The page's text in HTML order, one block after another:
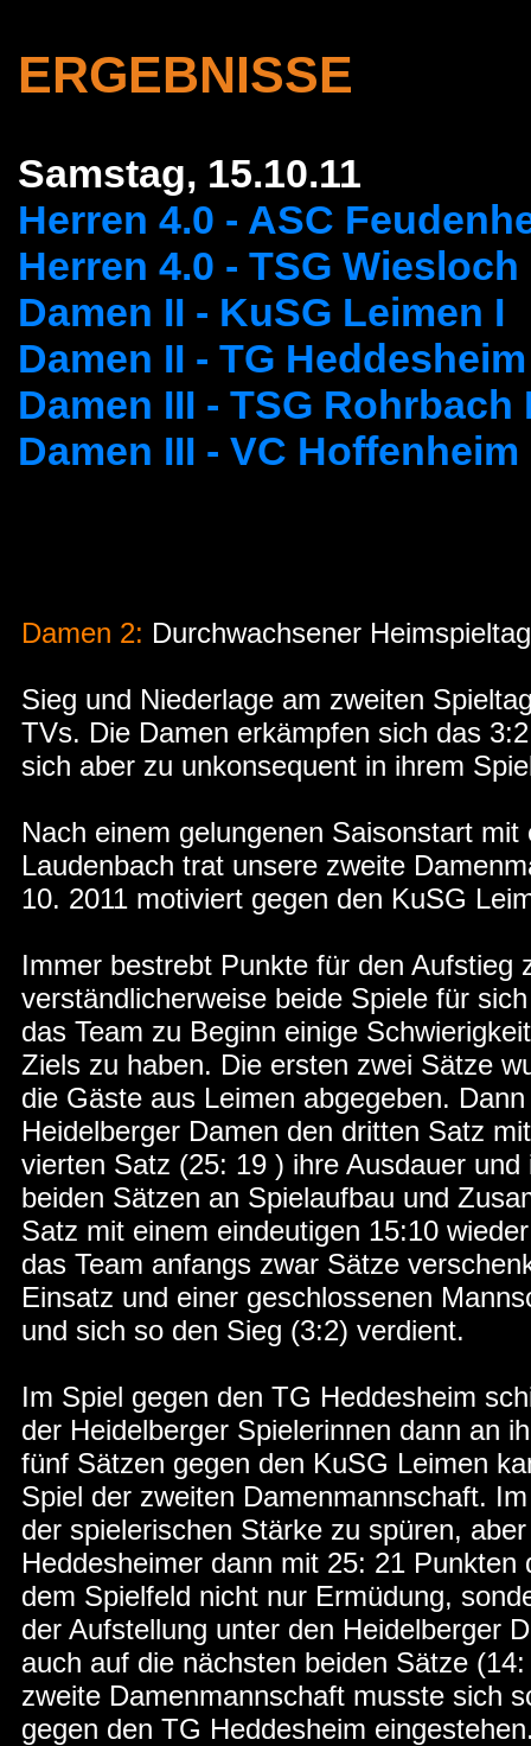
ERGEBNISSE
Samstag, 15.10.11
Herren 4.0 - ASC
Herren 4.0 - TSG
Damen II - KuSG Leimen
Damen II - TG
Damen III - TSG
Damen III - VC
Damen 2: Durchwachsener Heimspieltag
Sieg und Niederlage am zweiten
TVs. Die Damen erkämpfen sich das
sich aber zu unkonsequent in ihrem
Nach einem gelungenen Saisonstart
Laudenbach trat unsere zweite
10. 2011 motiviert gegen den KuSG
Immer bestrebt Punkte für den Aufstieg
verständlicherweise beide Spiele für
das Team zu Beginn einige
Ziels zu haben. Die ersten zwei Sätze
die Gäste aus Leimen abgegeben.
Heidelberger Damen den dritten Satz
vierten Satz (25: 19 ) ihre Ausdauer
beiden Sätzen an Spielaufbau und
Satz mit einem eindeutigen 15:10
das Team anfangs zwar Sätze
Einsatz und einer geschlossenen
und sich so den Sieg (3:2) verdient.
Im Spiel gegen den TG Heddesheim
der Heidelberger Spielerinnen dann an
fünf Sätzen gegen den KuSG Leimen
Spiel der zweiten Damenmannschaft.
der spielerischen Stärke zu spüren,
Heddesheimer dann mit 25: 21
dem Spielfeld nicht nur Ermüdung,
der Aufstellung unter den Heidelberger
auch auf die nächsten beiden Sätze
zweite Damenmannschaft musste sich
gegen den TG Heddesheim